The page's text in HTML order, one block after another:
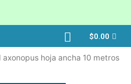
$0.00
axonopus hoja ancha 10 metros